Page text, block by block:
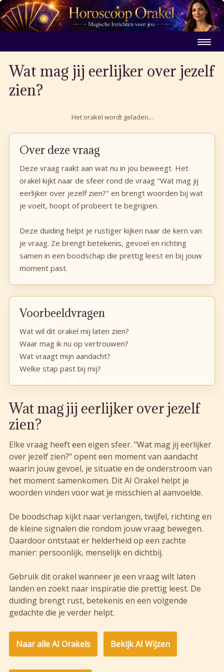
Wat mag jij eerlijker over jezelf
zien?
Het orakel wordt geladen...
Over deze vraag
Deze vraag raakt aan wat nu in jou beweegt. Het
orakel kijkt naar de sfeer rond de vraag "Wat mag jij
eerlijker over jezelf zien?" en brengt woorden bij wat
je voelt, hoopt of probeert te begrijpen.
Deze duiding helpt je rustiger kijken naar de kern van
je vraag. Ze brengt betekenis, gevoel en richting
samen in een boodschap die prettig leest en bij jouw
moment past.
Voorbeeldvragen
Wat wil dit orakel mij laten zien?
Waar mag ik nu op vertrouwen?
Wat vraagt mijn aandacht?
Welke stap past bij mij?
Wat mag jij eerlijker over jezelf
zien?
Elke vraag heeft een eigen sfeer. "Wat mag jij eerlijker
over jezelf zien?" opent een moment van aandacht
waarin jouw gevoel, je situatie en de onderstroom van
het moment samenkomen. Dit AI Orakel helpt je
woorden vinden voor wat je misschien al aanvoelde.
De boodschap kijkt naar verlangen, twijfel, richting en
de kleine signalen die rondom jouw vraag bewegen.
Daardoor ontstaat er helderheid op een zachte
manier: persoonlijk, menselijk en dichtbij.
Gebruik dit orakel wanneer je een vraag wilt laten
landen en zoekt naar inspiratie die prettig leest. De
duiding brengt rust, betekenis en een volgende
gedachte die je verder helpt.
Naar alle AI Orakels Bekijk AI Wijzen